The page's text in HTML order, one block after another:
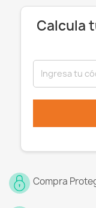
Calcula
Compra
Crear